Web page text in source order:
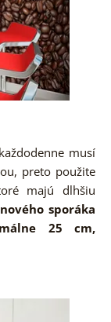
musí
preto použite
majú dlhšiu
sporáka
25 cm,